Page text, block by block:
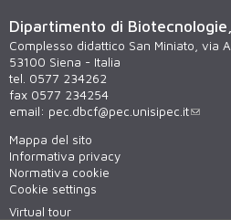
Dipartimento di
Complesso didattico San Miniato, via
53100 Siena - Italia
tel. 0577 234262
fax 0577 234254
email: pec.dbcf@pec.unisipec.it
Mappa del sito
Informativa privacy
Normativa cookie
Cookie settings
Virtual tour